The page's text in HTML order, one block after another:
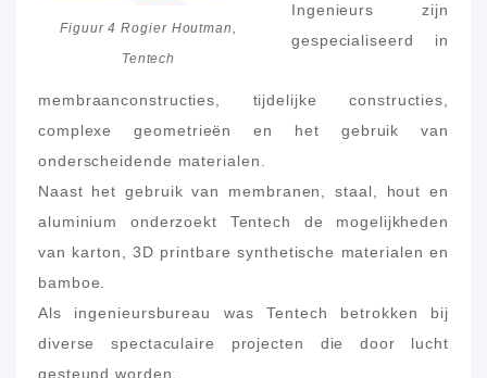
Figuur 4 Rogier Houtman,
Tentech
Ingenieurs zijn
gespecialiseerd in
membraanconstructies, tijdelijke constructies,
complexe geometrieën en het gebruik van
onderscheidende materialen.
Naast het gebruik van membranen, staal, hout en
aluminium onderzoekt Tentech de mogelijkheden
van karton, 3D printbare synthetische materialen en
bamboe.
Als ingenieursbureau was Tentech betrokken bij
diverse spectaculaire projecten die door lucht
gesteund worden.